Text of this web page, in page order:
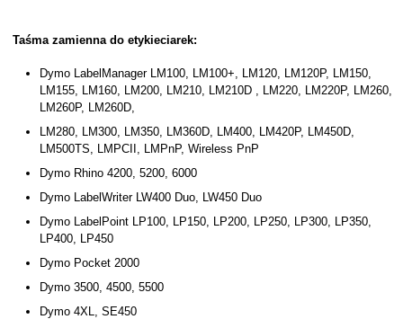
Taśma zamienna do etykieciarek:
Dymo LabelManager LM100, LM100+, LM120, LM120P, LM150,
LM155, LM160, LM200, LM210, LM210D , LM220, LM220P, LM260,
LM260P, LM260D,
LM280, LM300, LM350, LM360D, LM400, LM420P, LM450D,
LM500TS, LMPCII, LMPnP, Wireless PnP
Dymo Rhino 4200, 5200, 6000
Dymo LabelWriter LW400 Duo, LW450 Duo
Dymo LabelPoint LP100, LP150, LP200, LP250, LP300, LP350,
LP400, LP450
Dymo Pocket 2000
Dymo 3500, 4500, 5500
Dymo 4XL, SE450